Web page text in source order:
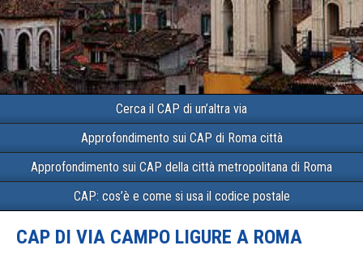
Cerca il CAP di un’altra via
Approfondimento sui CAP di Roma città
Approfondimento sui CAP della città metropolitana di Roma
CAP: cos’è e come si usa il codice postale
CAP DI VIA CAMPO LIGURE A ROMA